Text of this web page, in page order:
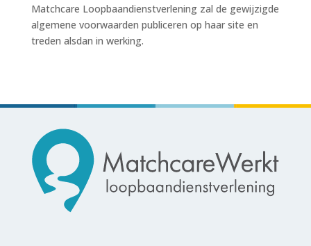
Matchcare Loopbaandienstverlening zal de gewijzigde
algemene voorwaarden publiceren op haar site en
treden alsdan in werking.